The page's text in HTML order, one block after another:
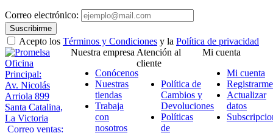
Correo electrónico:
Suscribirme
Acepto los Términos y Condiciones y la Política de privacidad
Oficina
Principal:
Av. Nicolás
Arriola 899
Santa Catalina,
La Victoria
Correo ventas:
Nuestra empresa
Conócenos
Nuestras
tiendas
Trabaja
con
nosotros
Atención al
cliente
Política de
Cambios y
Devoluciones
Políticas
de
Mi cuenta
Mi cuenta
Registrarme
Actualizar
datos